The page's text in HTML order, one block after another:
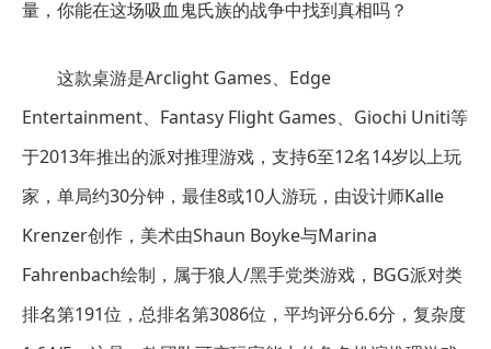
量，你能在这场吸血鬼氏族的战争中找到真相吗？
这款桌游是Arclight Games、Edge
Entertainment、Fantasy Flight Games、Giochi Uniti等
于2013年推出的派对推理游戏，支持6至12名14岁以上玩
家，单局约30分钟，最佳8或10人游玩，由设计师Kalle
Krenzer创作，美术由Shaun Boyke与Marina
Fahrenbach绘制，属于狼人/黑手党类游戏，BGG派对类
排名第191位，总排名第3086位，平均评分6.6分，复杂度